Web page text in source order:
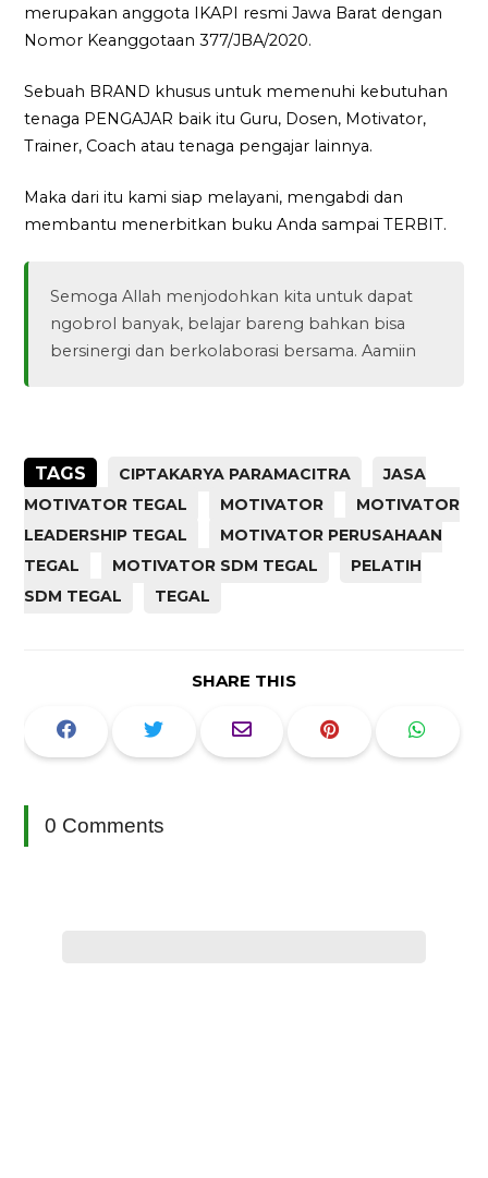
merupakan anggota IKAPI resmi Jawa Barat dengan
Nomor Keanggotaan 377/JBA/2020.
Sebuah BRAND khusus untuk memenuhi kebutuhan
tenaga PENGAJAR baik itu Guru, Dosen, Motivator,
Trainer, Coach atau tenaga pengajar lainnya.
Maka dari itu kami siap melayani, mengabdi dan
membantu menerbitkan buku Anda sampai TERBIT.
Semoga Allah menjodohkan kita untuk dapat
ngobrol banyak, belajar bareng bahkan bisa
bersinergi dan berkolaborasi bersama. Aamiin
TAGS CIPTAKARYA PARAMACITRA
JASA
MOTIVATOR TEGAL
MOTIVATOR
MOTIVATOR
LEADERSHIP TEGAL
MOTIVATOR PERUSAHAAN
TEGAL
MOTIVATOR SDM TEGAL
PELATIH
SDM TEGAL
TEGAL
SHARE THIS
0 Comments